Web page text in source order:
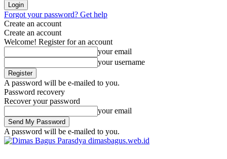
Forgot your password? Get help
Create an account
Create an account
Welcome! Register for an account
your email
your username
A password will be e-mailed to you.
Password recovery
Recover your password
your email
A password will be e-mailed to you.
dimasbagus.web.id